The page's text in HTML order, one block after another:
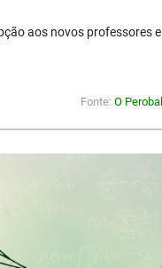
aos novos professores e
Fonte: O Perobal